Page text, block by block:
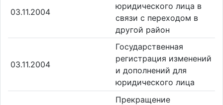
03.11.2004
юридического лица в
связи с переходом в
другой район
03.11.2004
Государственная
регистрация изменений
и дополнений для
юридического лица
Прекращение